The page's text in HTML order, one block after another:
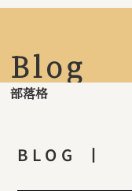
Blog
部落格
BLOG 丨